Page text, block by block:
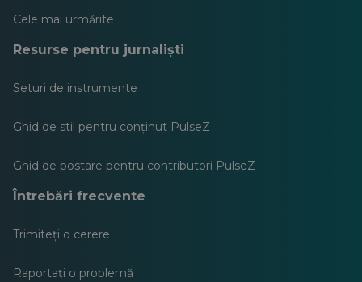
Cele mai urmărite
Resurse pentru jurnaliști
Seturi de instrumente
Ghid de stil pentru conținut PulseZ
Ghid de postare pentru contributori PulseZ
Întrebări frecvente
Trimiteți o cerere
Raportați o problemă